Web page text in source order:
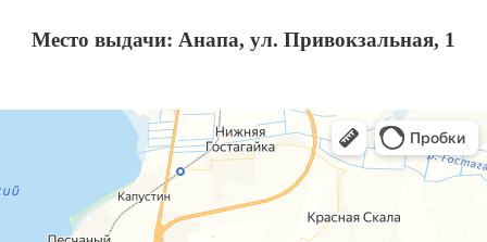
Место выдачи: Анапа, ул. Привокзальная, 1